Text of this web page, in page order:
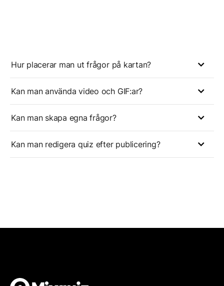
Hur placerar man ut frågor på kartan?
Kan man använda video och GIF:ar?
Kan man skapa egna frågor?
Kan man redigera quiz efter publicering?